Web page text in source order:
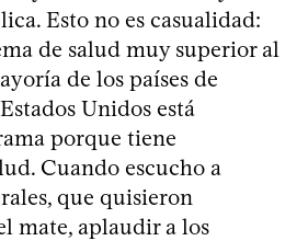
Esto no es casualidad:
de salud muy superior al
de los países de
Unidos está
porque tiene
Cuando escucho a
que quisieron
mate, aplaudir a los